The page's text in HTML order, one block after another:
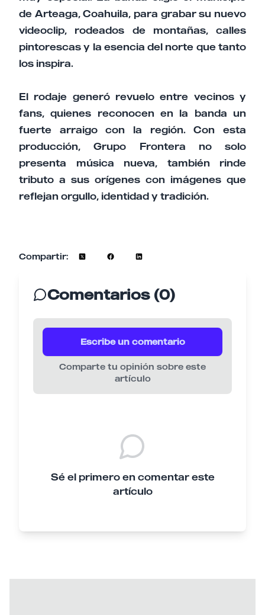
de Arteaga, Coahuila, para grabar su nuevo
videoclip, rodeados de montañas, calles
pintorescas y la esencia del norte que tanto
los inspira.
El rodaje generó revuelo entre vecinos y
fans, quienes reconocen en la banda un
fuerte arraigo con la región. Con esta
producción, Grupo Frontera no solo
presenta música nueva, también rinde
tributo a sus orígenes con imágenes que
reflejan orgullo, identidad y tradición.
Compartir:
Comentarios (0)
Escribe un comentario
Comparte tu opinión sobre este
artículo
Sé el primero en comentar este
artículo